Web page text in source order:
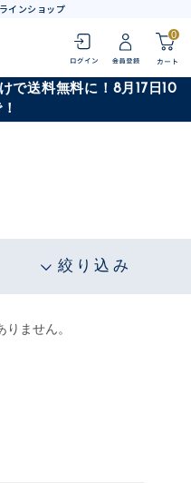
インショップ
0
で送料無料に！8月17日10
絞り込み
ません。